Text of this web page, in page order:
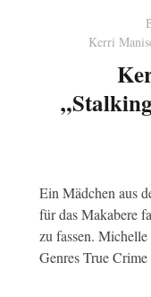
Kerri
Ein Mädchen aus
für das Makabere
zu fassen.
Genres True